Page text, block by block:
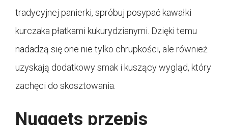
tradycyjnej panierki, spróbuj posypać kawałki
kurczaka płatkami kukurydzianymi. Dzięki temu
nadadzą się one nie tylko chrupkości, ale również
uzyskają dodatkowy smak i kuszący wygląd, który
zachęci do skosztowania.
Nuggets przepis